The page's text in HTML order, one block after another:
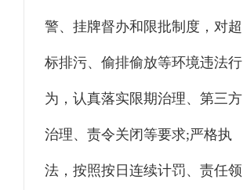
警、挂牌督办和限批制度，对超
标排污、偷排偷放等环境违法行
为，认真落实限期治理、第三方
治理、责令关闭等要求;严格执
法，按照按日连续计罚、责任领